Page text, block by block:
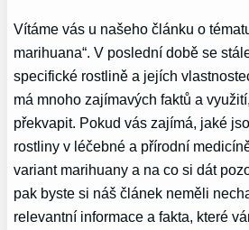
Vítáme vás u našeho článku o
marihuana“. V poslední době se
specifické rostlině a jejích
má mnoho zajímavých faktů a
překvapit. Pokud vás zajímá, jaké
rostliny v léčebné a přírodní
variant marihuany a na co si dát
pak byste si náš článek neměli
relevantní informace a fakta, které